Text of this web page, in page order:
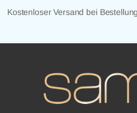
Kostenloser Versand bei